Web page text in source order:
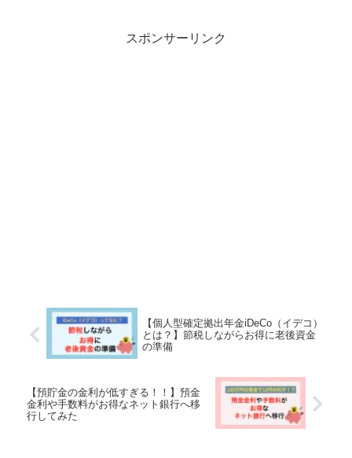
スポンサーリンク
【個人型確定拠出年金iDeCo（イデコ）
とは？】節税しながらお得に老後資金
の準備
【預貯金の金利が低すぎる！！】預金
金利や手数料がお得なネット銀行へ移
行してみた